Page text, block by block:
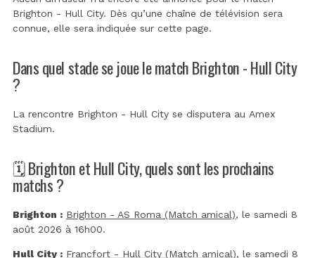
Brighton - Hull City. Dès qu’une chaîne de télévision sera
connue, elle sera indiquée sur cette page.
Dans quel stade se joue le match Brighton - Hull City
?
La rencontre Brighton - Hull City se disputera au Amex
Stadium.
🗓️ Brighton et Hull City, quels sont les prochains
matchs ?
Brighton : Brighton - AS Roma (Match amical), le samedi 8
août 2026 à 16h00.
Hull City : Francfort - Hull City (Match amical), le samedi 8